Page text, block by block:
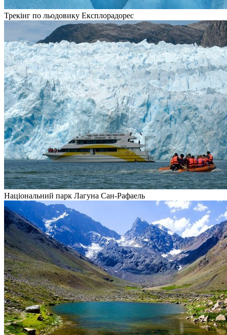
Трекінг по льодовику Експлорадорес
Національний парк Лагуна Сан-Рафаель